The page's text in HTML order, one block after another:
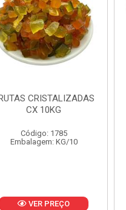
MARGARINA PRIMOR
BALDE 3KG
Código: 1801
Embalagem: BD/1
VER PREÇO